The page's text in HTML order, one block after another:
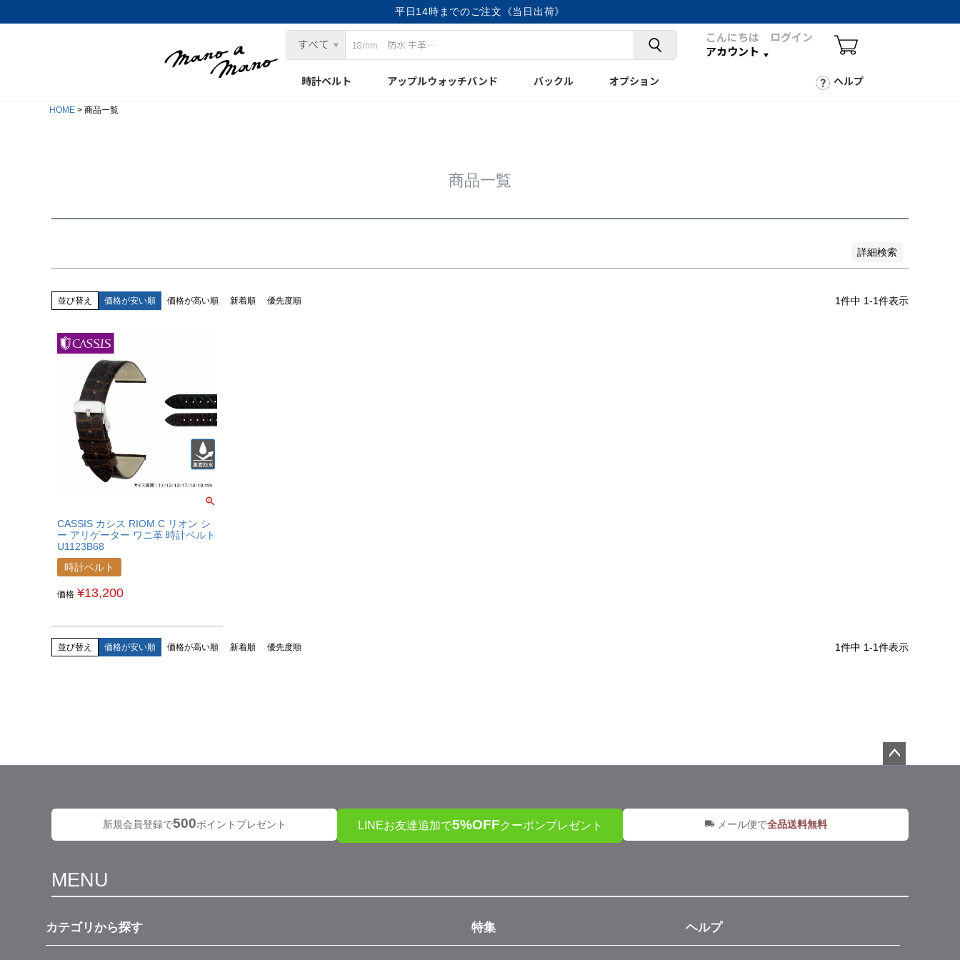
平日14時までのご注文《当日出荷》
こんにちは ログイン
アカウント
時計ベルト アップルウォッチバンド バックル オプション ヘルプ
HOME 商品一覧
商品一覧
詳細検索
在庫なし商品を表示しない
並び替え 価格が安い順 価格が高い順 新着順 優先度順 1件中 1-1件表示
CASSIS カシス RIOM C リオン シ
ー アリゲーター ワニ革 時計ベルト
U1123B68
時計ベルト
価格 ¥13,200
並び替え 価格が安い順 価格が高い順 新着順 優先度順 1件中 1-1件表示
新規会員登録で500ポイントプレゼント LINEお友達追加で5%OFFクーポンプレゼント メール便で全品送料無料
MENU
カテゴリから探す 特集 ヘルプ